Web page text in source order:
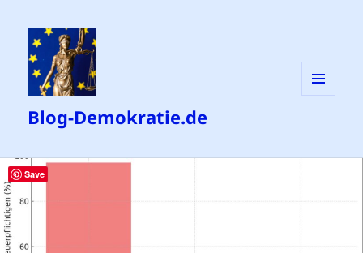
Blog-Demokratie.de
Save